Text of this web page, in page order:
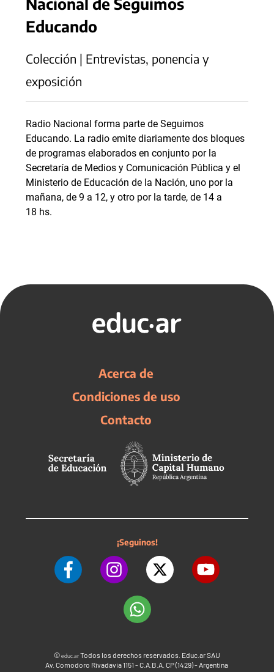
Educando
Colección | Entrevistas, ponencia y
exposición
Radio Nacional forma parte de Seguimos
Educando. La radio emite diariamente dos bloques
de programas elaborados en conjunto por la
Secretaría de Medios y Comunicación Pública y el
Ministerio de Educación de la Nación, uno por la
mañana, de 9 a 12, y otro por la tarde, de 14 a
18 hs.
Acerca de
Condiciones de uso
Contacto
¡Seguinos!
©educ.arTodos los derechos reservados. Educ.ar SAU
Av. Comodoro Rivadavia 1151 - C.A.B.A. CP (1429) - Argentina